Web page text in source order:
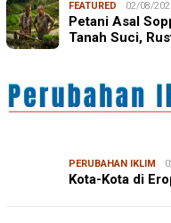
FEATURED 02/08/
Petani Asal
Tanah Suci,
PERUBAHAN IKLIM
Kota-Kota di